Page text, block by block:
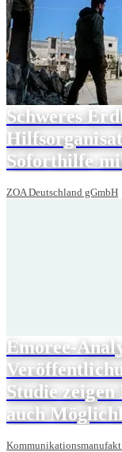
Schweres
Soforthilfe
ZOA Deutschland gGmbH
Emoree-
Studie
auch